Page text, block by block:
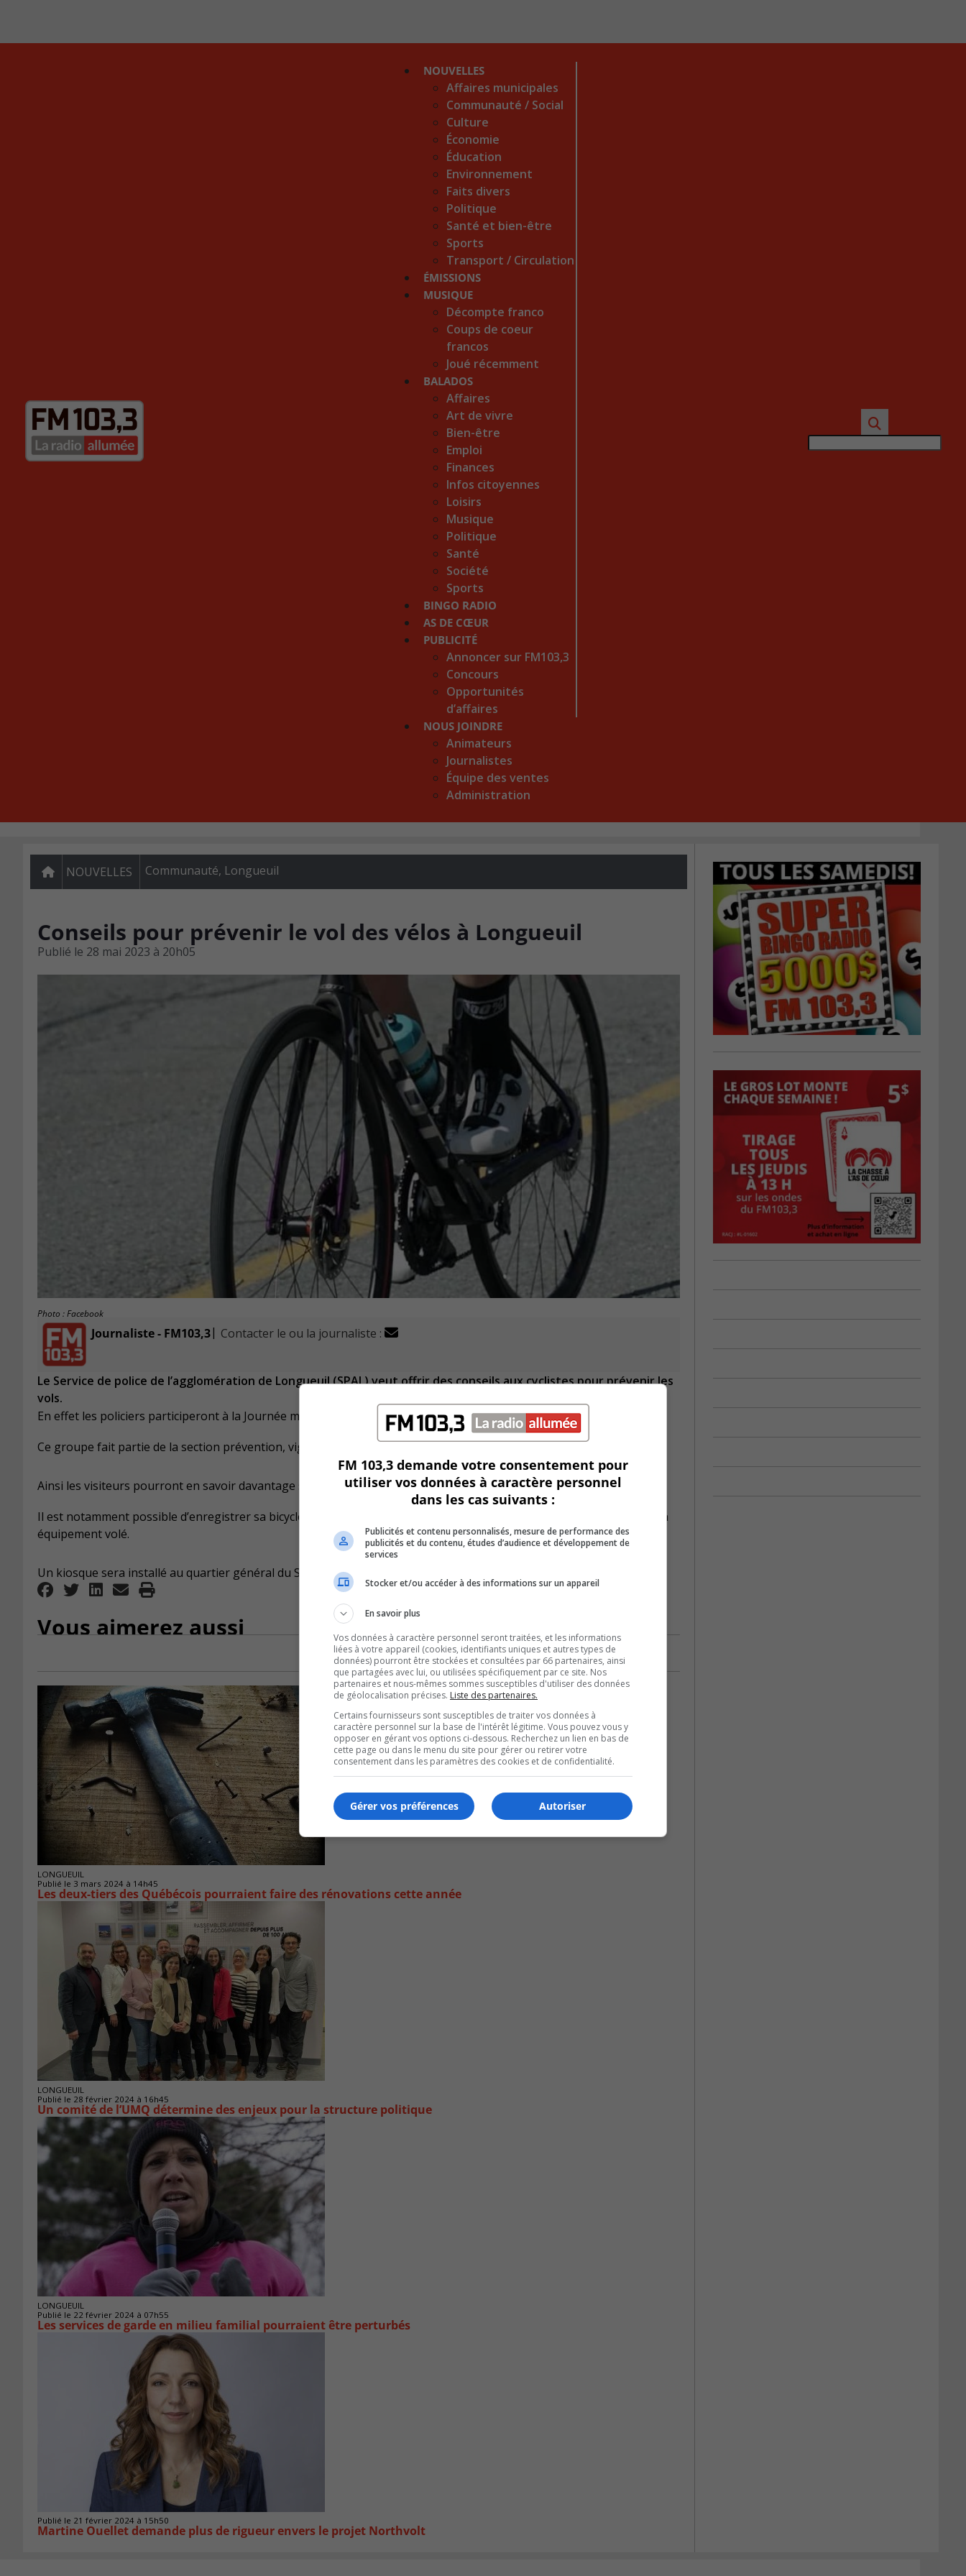
NOUVELLES
Affaires municipales
Communauté / Social
Culture
Économie
Éducation
Environnement
Faits divers
Politique
Santé et bien-être
Sports
Transport / Circulation
ÉMISSIONS
MUSIQUE
Décompte franco
Coups de coeur
francos
Joué récemment
BALADOS
Affaires
Art de vivre
Bien-être
Emploi
Finances
Infos citoyennes
Loisirs
Musique
Politique
Santé
Société
Sports
BINGO RADIO
AS DE CŒUR
PUBLICITÉ
Annoncer sur FM103,3
Concours
Opportunités
d’affaires
NOUS JOINDRE
Animateurs
Journalistes
Équipe des ventes
Administration
NOUVELLES Communauté, Longueuil
Conseils pour prévenir le vol des vélos à Longueuil
Publié le 28 mai 2023 à 20h05
Photo : Facebook
Journaliste - FM103,3| Contacter le ou la journaliste :
Le Service de police de l’agglomération de Longueuil (SPAL) veut offrir des conseils aux cyclistes pour prévenir les
vols.
En effet les policiers participeront à la Journée mondiale du vélo le 3 juin.
Ce groupe fait partie de la section prévention, vigilance et relation avec la communauté.
Ainsi les visiteurs pourront en savoir davantage sur les programmes de prévention disponibles.
Il est notamment possible d’enregistrer sa bicyclette sur la plateforme Garage 529. Cette démarche aide à retracer un
équipement volé.
Un kiosque sera installé au quartier général du SPAL sur le boulevard Curé-Poirier Ouest de 10h à 16h à Longueuil
Vous aimerez aussi
LONGUEUIL
Publié le 3 mars 2024 à 14h45
Les deux-tiers des Québécois pourraient faire des rénovations cette année
LONGUEUIL
Publié le 28 février 2024 à 16h45
Un comité de l’UMQ détermine des enjeux pour la structure politique
LONGUEUIL
Publié le 22 février 2024 à 07h55
Les services de garde en milieu familial pourraient être perturbés
Publié le 21 février 2024 à 15h50
Martine Ouellet demande plus de rigueur envers le projet Northvolt
FM 103,3 demande votre consentement pour
utiliser vos données à caractère personnel
dans les cas suivants :
Publicités et contenu personnalisés, mesure de performance des
publicités et du contenu, études d’audience et développement de
services
Stocker et/ou accéder à des informations sur un appareil
En savoir plus
Vos données à caractère personnel seront traitées, et les informations
liées à votre appareil (cookies, identifiants uniques et autres types de
données) pourront être stockées et consultées par 66 partenaires, ainsi
que partagées avec lui, ou utilisées spécifiquement par ce site. Nos
partenaires et nous-mêmes sommes susceptibles d'utiliser des données
de géolocalisation précises. Liste des partenaires.
Certains fournisseurs sont susceptibles de traiter vos données à
caractère personnel sur la base de l'intérêt légitime. Vous pouvez vous y
opposer en gérant vos options ci-dessous. Recherchez un lien en bas de
cette page ou dans le menu du site pour gérer ou retirer votre
consentement dans les paramètres des cookies et de confidentialité.
Autoriser
Gérer vos préférences